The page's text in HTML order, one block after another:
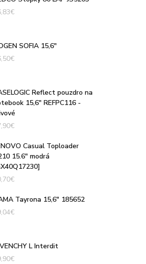
€
SOFIA 15,6"
€
Reflect pouzdro na
15,6" REFPC116 -
€
Casual Toploader
15.6" modrá
€
Tayrona 15,6" 185652
€
L Interdit
€